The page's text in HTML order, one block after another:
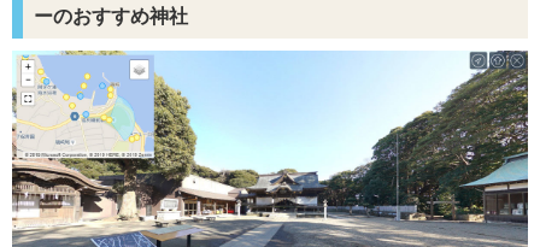
ーのおすすめ神社